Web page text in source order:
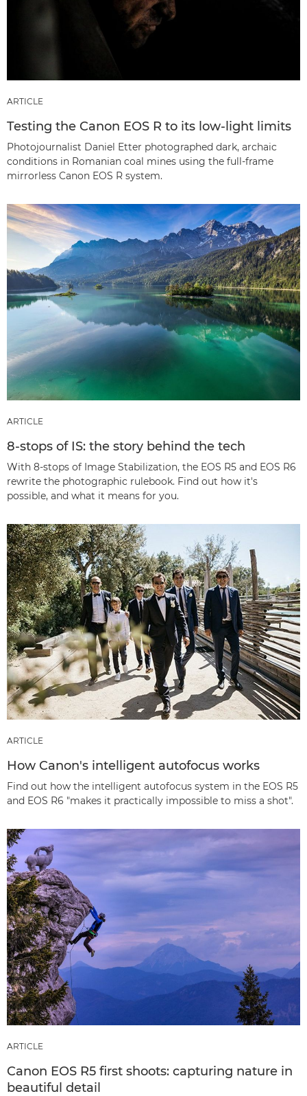
ARTICLE
Testing the Canon EOS R to its low-light limits
Photojournalist Daniel Etter photographed dark, archaic
conditions in Romanian coal mines using the full-frame
mirrorless Canon EOS R system.
ARTICLE
8-stops of IS: the story behind the tech
With 8-stops of Image Stabilization, the EOS R5 and EOS R6
rewrite the photographic rulebook. Find out how it's
possible, and what it means for you.
ARTICLE
How Canon's intelligent autofocus works
Find out how the intelligent autofocus system in the EOS R5
and EOS R6 "makes it practically impossible to miss a shot".
ARTICLE
Canon EOS R5 first shoots: capturing nature in
beautiful detail